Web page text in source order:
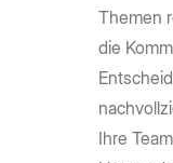
Themen
die
Ihre